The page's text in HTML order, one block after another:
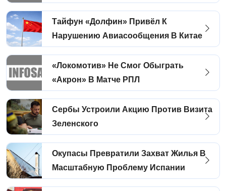
Тайфун «Долфин» Привёл К
Нарушению Авиасообщения В Китае
«Локомотив» Не Смог Обыграть
«Акрон» В Матче РПЛ
Сербы Устроили Акцию Против Визита
Зеленского
Окупасы Превратили Захват Жилья В
Масштабную Проблему Испании